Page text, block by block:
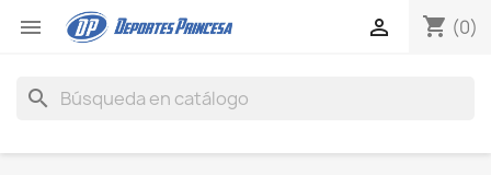
 shopping_cart (0)

search